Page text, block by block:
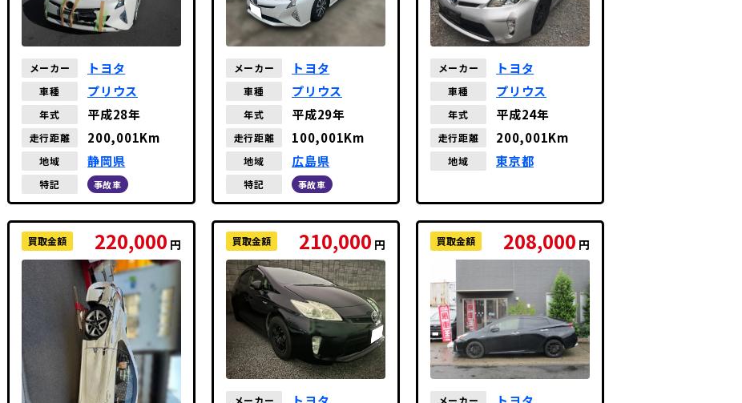
メーカー トヨタ
車種 プリウス
年式 平成28年
走行距離 200,001Km
地域 静岡県
特記 事故車
メーカー トヨタ
車種 プリウス
年式 平成29年
走行距離 100,001Km
地域 広島県
特記 事故車
メーカー トヨタ
車種 プリウス
年式 平成24年
走行距離 200,001Km
地域 東京都
買取金額 220,000 円 買取金額 210,000 円 買取金額 208,000 円